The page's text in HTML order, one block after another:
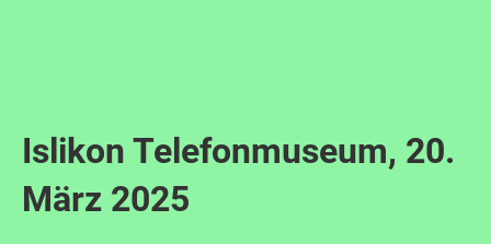
Islikon Telefonmuseum, 20.
März 2025